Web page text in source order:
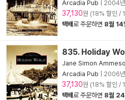
Arcadia Pub 2004
37,130원 (18% 할인 /
택배로 주문하면 8월 14
835. Holiday
Jane Simon
Arcadia Pub
2006
37,130원 (18% 할인 /
택배로 주문하면 8월 24